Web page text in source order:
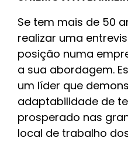
Se tem mais de 50
realizar uma
posição numa
a sua abordagem.
um líder que
adaptabilidade de
prosperado nas
local de trabalho